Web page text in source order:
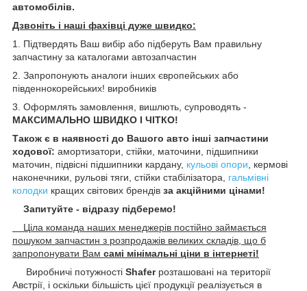
автомобілів.
Дзвоніть і наші фахівці дуже швидко:
1. Підтвердять Ваш вибір або підберуть Вам правильну
запчастину за каталогами автозапчастин
2. Запропонують аналоги інших європейських або
південнокорейських! виробників
3. Оформлять замовлення, вишлють, супроводять -
МАКСИМАЛЬНО ШВИДКО І ЧІТКО!
Також є в наявності до Вашого авто інші запчастини
ходової: амортизатори, стійки, маточини , підшипники
маточин,
підвісні підшипники кардану, кульові опори , кермові
наконечники, рульові тяги, стійки стабілізатора, гальмівні
колодки кращих світових брендів за акційними цінами!
Запитуйте - відразу підберемо!
Ціла команда наших менеджерів постійно займається
пошуком запчастин з розпродажів великих складів, що б
запропонувати Вам самі мінімальні ціни в інтернеті!
Виробничі потужності Shaferрозташовані на території
Австрії, і оскільки більшість цієї продукції реалізується в